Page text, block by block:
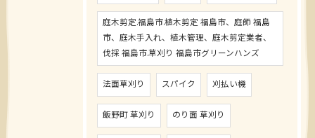
庭木剪定.福島市.植木剪定 福島市、庭師 福島
市、庭木手入れ、植木管理、庭木剪定業者、
伐採 福島市.草刈り 福島市グリーンハンズ
法面草刈り スパイク 刈払い機
飯野町 草刈り のり面 草刈り